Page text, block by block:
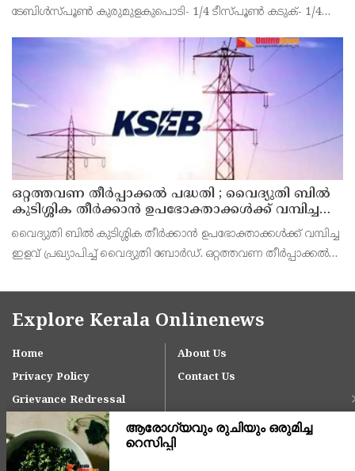
ടേബിൾസ്പൂൺ കുരുമുളകുപൊടി- 1/4 ടീസ്പൂൺ കടുക്- 1/4
ഉപ്പ്- ആവശ്യത്തിന് എണ്ണ- ആവശ്യത്തിന് തയ്യാറാക്കുന്ന വ
ഒറ്റത്തവണ തീർപ്പാക്കൽ പദ്ധതി ; വൈദ്യുതി ബിൽ
കുടിശ്ശിക തീർക്കാൻ ഉപഭോക്താക്കൾക്ക് വമ്പിച്ച
ഇളവ് പ്രഖ്യാപിച്ച് കെ.എസ്.ഇ.ബി
വൈദ്യുതി ബിൽ കുടിശ്ശിക തീർക്കാൻ ഉപഭോക്താക്കൾക്ക് വമ്പിച്ച
ഇളവ് പ്രഖ്യാപിച്ച് വൈദ്യുതി ബോർഡ്. ഒറ്റത്തവണ തീർപ്പാക്കൽ
അനായാസം അടച്ചുതീർക്കാമെന്ന് ക
Explore Kerala Onlinenews
Home
About Us
Privacy Policy
Contact Us
Grievance Redressal